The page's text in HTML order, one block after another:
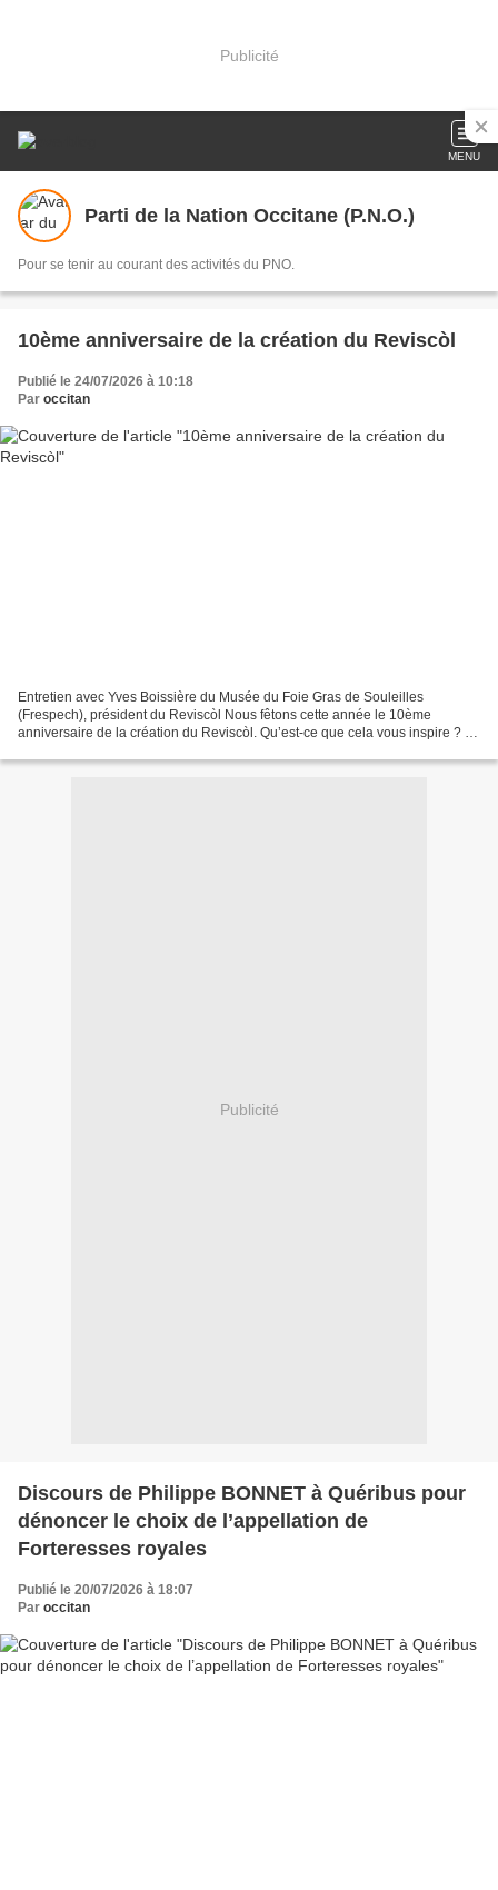
Publicité
MENU
Parti de la Nation Occitane (P.N.O.)
Pour se tenir au courant des activités du PNO.
10ème anniversaire de la création du Reviscòl
Publié le 24/07/2026 à 10:18
Par occitan
Entretien avec Yves Boissière du Musée du Foie Gras de Souleilles
(Frespech), président du Reviscòl Nous fêtons cette année le 10ème
anniversaire de la création du Reviscòl. Qu’est-ce que cela vous inspire ? La
Publicité
Discours de Philippe BONNET à Quéribus pour
dénoncer le choix de l’appellation de
Forteresses royales
Publié le 20/07/2026 à 18:07
Par occitan